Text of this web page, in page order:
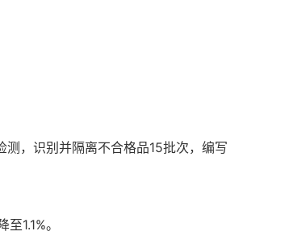
，识别并隔离不合格品15批次，编写
1.1%。